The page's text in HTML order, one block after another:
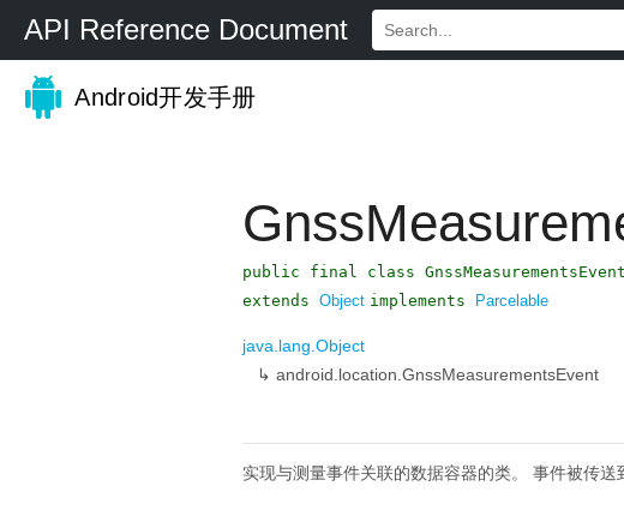
API Reference Document
Android开发手册
public final class GnssMeasurementsEvent
extends Object implements Parcelable
java.lang.Object
↳ android.location.GnssMeasurementsEvent
实现与测量事件关联的数据容器的类。 事件被传送